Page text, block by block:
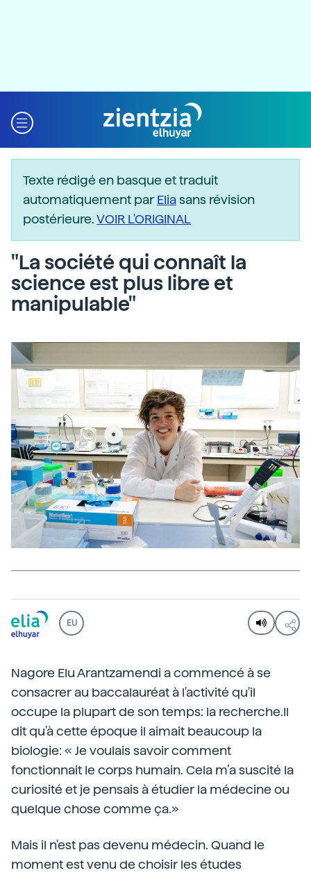
Texte rédigé en basque et traduit
automatiquement parEliasans révision
postérieure.VOIR L'ORIGINAL
"La société qui connaît la
science est plus libre et
manipulable"
EU
Nagore Elu Arantzamendi a commencé à se
consacrer au baccalauréat à l'activité qu'il
occupe la plupart de son temps: la recherche.Il
dit qu'à cette époque il aimait beaucoup la
biologie: « Je voulais savoir comment
fonctionnait le corps humain. Cela m’a suscité la
curiosité et je pensais à étudier la médecine ou
quelque chose comme ça.»
Mais il n'est pas devenu médecin. Quand le
moment est venu de choisir les études